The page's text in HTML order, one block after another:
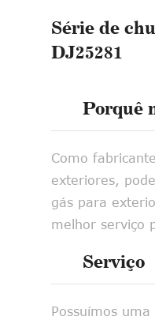
Série de
DJ25281
Porquê
Como
exteriores,
gás para
melhor serviço
Serviço
Possuímos